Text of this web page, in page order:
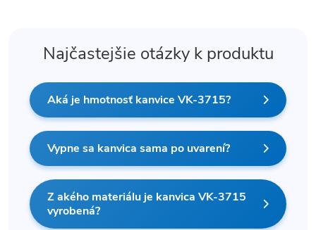
Najčastejšie otázky k produktu
Aká je hmotnosť kanvice VK-3715?
Vypne sa kanvica sama po uvarení?
Z akého materiálu je kanvica VK-3715
vyrobená?